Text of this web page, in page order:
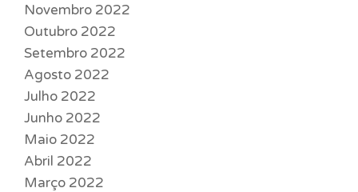
Novembro 2022
Outubro 2022
Setembro 2022
Agosto 2022
Julho 2022
Junho 2022
Maio 2022
Abril 2022
Março 2022